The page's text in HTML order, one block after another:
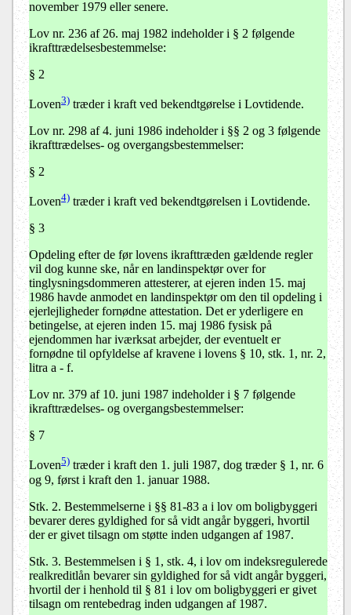
november 1979 eller senere.
Lov nr. 236 af 26. maj 1982 indeholder i § 2 følgende
ikrafttrædelsesbestemmelse:
§ 2
Loven3) træder i kraft ved bekendtgørelse i Lovtidende.
Lov nr. 298 af 4. juni 1986 indeholder i §§ 2 og 3 følgende
ikrafttrædelses- og overgangsbestemmelser:
§ 2
Loven4) træder i kraft ved bekendtgørelsen i Lovtidende.
§ 3
Opdeling efter de før lovens ikrafttræden gældende regler
vil dog kunne ske, når en landinspektør over for
tinglysningsdommeren attesterer, at ejeren inden 15. maj
1986 havde anmodet en landinspektør om den til opdeling i
ejerlejligheder fornødne attestation. Det er yderligere en
betingelse, at ejeren inden 15. maj 1986 fysisk på
ejendommen har iværksat arbejder, der eventuelt er
fornødne til opfyldelse af kravene i lovens § 10, stk. 1, nr. 2,
litra a - f.
Lov nr. 379 af 10. juni 1987 indeholder i § 7 følgende
ikrafttrædelses- og overgangsbestemmelser:
§ 7
Loven5) træder i kraft den 1. juli 1987, dog træder § 1, nr. 6
og 9, først i kraft den 1. januar 1988.
Stk. 2. Bestemmelserne i §§ 81-83 a i lov om boligbyggeri
bevarer deres gyldighed for så vidt angår byggeri, hvortil
der er givet tilsagn om støtte inden udgangen af 1987.
Stk. 3. Bestemmelsen i § 1, stk. 4, i lov om indeksregulerede
realkreditlån bevarer sin gyldighed for så vidt angår byggeri,
hvortil der i henhold til § 81 i lov om boligbyggeri er givet
tilsagn om rentebedrag inden udgangen af 1987.